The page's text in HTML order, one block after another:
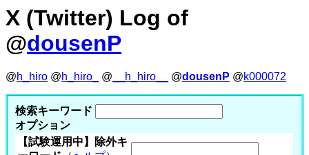
X (Twitter) Log of
@dousenP
@h_hiro @h_hiro_ @ __h_hiro__ @dousenP @k000072
検索キーワード
オプション
【試験運用中】除外キ